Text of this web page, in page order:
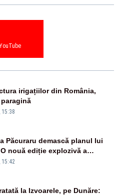
irigațiilor din România,
15:38
Păcuraru demască planul lui
nouă ediție explozivă a
Zilei” la Realitatea PLUS
15:42
la Izvoarele, pe Dunăre: